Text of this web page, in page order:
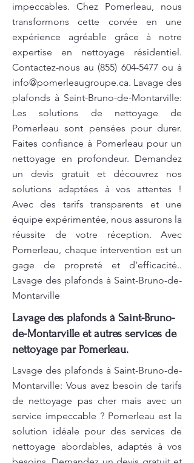
impeccables. Chez Pomerleau, nous
transformons cette corvée en une
expérience agréable grâce à notre
expertise en nettoyage résidentiel.
Contactez-nous au (855) 604-5477 ou à
info@pomerleaugroupe.ca. Lavage des
plafonds à Saint-Bruno-de-Montarville:
Les solutions de nettoyage de
Pomerleau sont pensées pour durer.
Faites confiance à Pomerleau pour un
nettoyage en profondeur. Demandez
un devis gratuit et découvrez nos
solutions adaptées à vos attentes !
Avec des tarifs transparents et une
équipe expérimentée, nous assurons la
réussite de votre réception. Avec
Pomerleau, chaque intervention est un
gage de propreté et d’efficacité..
Lavage des plafonds à Saint-Bruno-de-
Montarville
Lavage des plafonds à Saint-Bruno-
de-Montarville et autres services de
nettoyage par Pomerleau.
Lavage des plafonds à Saint-Bruno-de-
Montarville: Vous avez besoin de tarifs
de nettoyage pas cher mais avec un
service impeccable ? Pomerleau est la
solution idéale pour des services de
nettoyage abordables, adaptés à vos